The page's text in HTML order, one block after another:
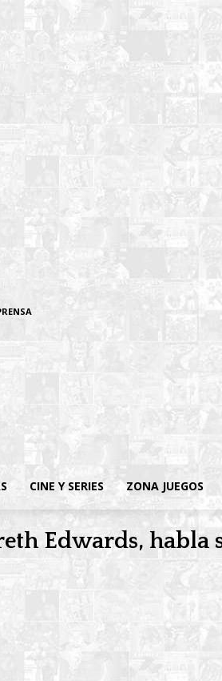
CINE Y SERIES ZONA JUEGOS
Edwards, habla